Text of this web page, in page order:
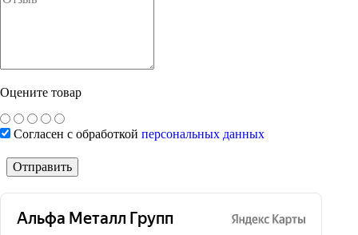
Оцените товар
Согласен с обработкой персональных данных
Отправить